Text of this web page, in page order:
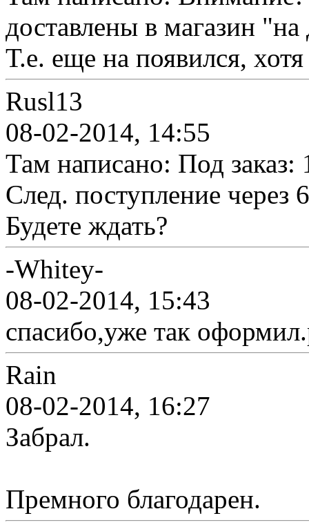
доставлены в магазин
Т.е. еще на появился,
Rusl13
08-02-2014, 14:55
Там написано: Под заказ:
След. поступление через
Будете ждать?
-Whitey-
08-02-2014, 15:43
спасибо,уже так
Rain
08-02-2014, 16:27
Забрал.
Премного благодарен.